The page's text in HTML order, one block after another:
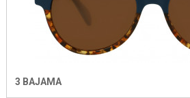
3 BAJAMA